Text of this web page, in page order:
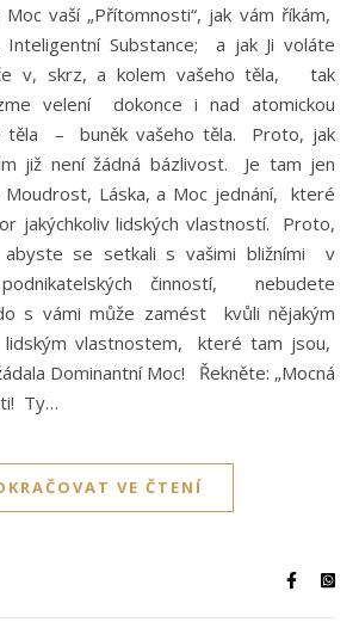
Inteligentní Substance; a jak Ji voláte
v, skrz, a kolem vašeho těla, tak
velení dokonce i nad atomickou
těla – buněk vašeho těla. Proto, jak
již není žádná bázlivost. Je tam jen
Moudrost, Láska, a Moc jednání, které
jakýchkoliv lidských vlastností. Proto,
se setkali s vašimi bližními v
činností, nebudete
s vámi může zamést kvůli nějakým
lidským vlastnostem, které tam jsou,
Dominantní Moc! Řekněte: „Mocná
Ty…
VE ČTENÍ